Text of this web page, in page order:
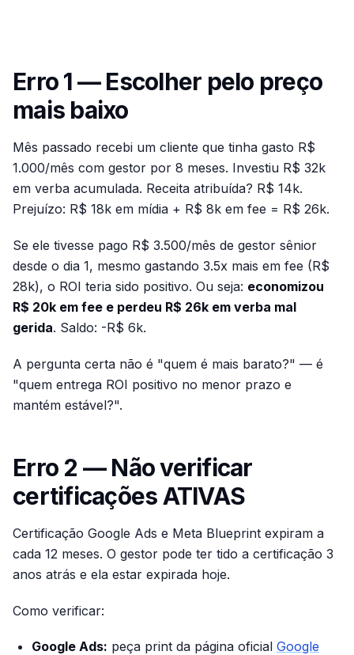
Erro 1 — Escolher pelo preço
mais baixo
Mês passado recebi um cliente que tinha gasto R$
1.000/mês com gestor por 8 meses. Investiu R$ 32k
em verba acumulada. Receita atribuída? R$ 14k.
Prejuízo: R$ 18k em mídia + R$ 8k em fee = R$ 26k.
Se ele tivesse pago R$ 3.500/mês de gestor sênior
desde o dia 1, mesmo gastando 3.5x mais em fee (R$
28k), o ROI teria sido positivo. Ou seja: economizou
R$ 20k em fee e perdeu R$ 26k em verba mal
gerida. Saldo: -R$ 6k.
A pergunta certa não é "quem é mais barato?" — é
"quem entrega ROI positivo no menor prazo e
mantém estável?".
Erro 2 — Não verificar
certificações ATIVAS
Certificação Google Ads e Meta Blueprint expiram a
cada 12 meses. O gestor pode ter tido a certificação 3
anos atrás e ela estar expirada hoje.
Como verificar:
Google Ads: peça print da página oficial Google